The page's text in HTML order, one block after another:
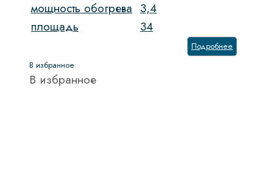
мощность обогрева 3,4
площадь
34
Подробнее
В избранное
В избранное